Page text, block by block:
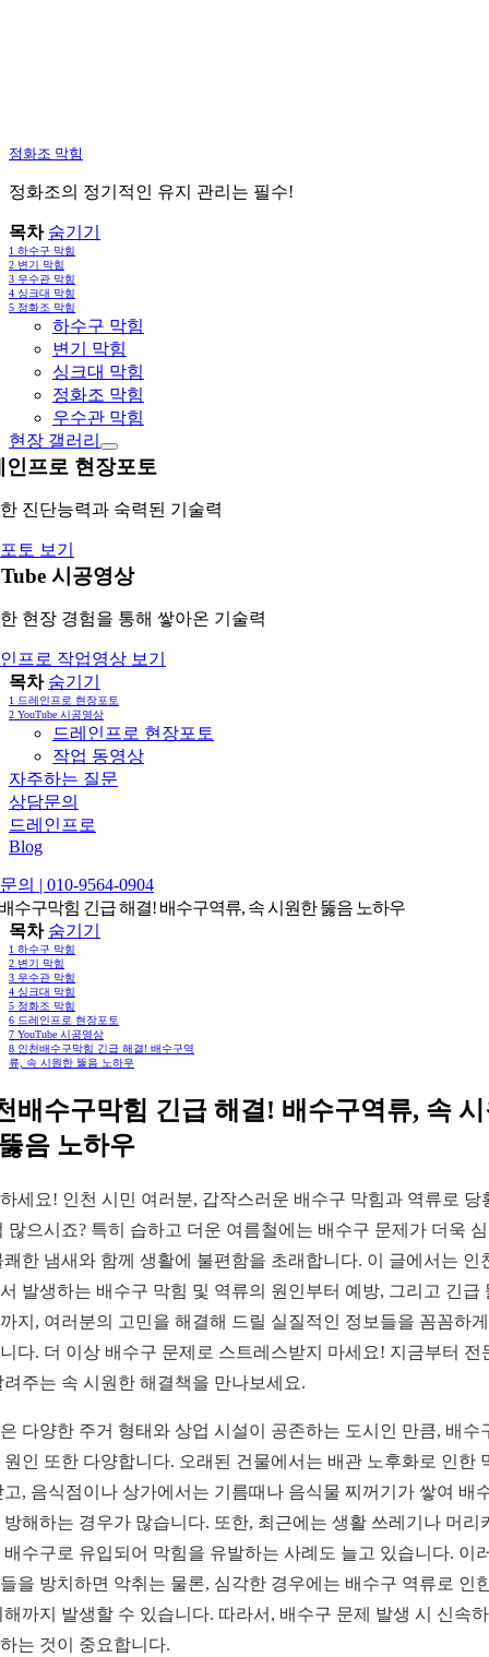
정화조 막힘
정화조의 정기적인 유지 관리는 필수!
목차 숨기기
1 하수구 막힘
2 변기 막힘
3 우수관 막힘
4 싱크대 막힘
5 정화조 막힘
하수구 막힘
변기 막힘
싱크대 막힘
정화조 막힘
우수관 막힘
현장 갤러리
인프로 현장포토
진단능력과 숙력된 기술력
토 보기
시공영상
현장 경험을 통해 쌓아온 기술력
프로 작업영상 보기
목차 숨기기
1 드레인프로 현장포토
2 YouTube 시공영상
드레인프로 현장포토
작업 동영상
자주하는 질문
상담문의
드레인프로
Blog
의 | 010-9564-0904
수구막힘 긴급 해결! 배수구역류, 속 시원한 뚫음 노하우
목차 숨기기
1 하수구 막힘
2 변기 막힘
3 우수관 막힘
4 싱크대 막힘
5 정화조 막힘
6 드레인프로 현장포토
7 YouTube 시공영상
8 인천배수구막힘 긴급 해결! 배수구역
류, 속 시원한 뚫음 노하우
배수구막힘 긴급 해결! 배수구역류, 속
음 노하우
세요! 인천 시민 여러분, 갑작스러운 배수구 막힘과 역류로 당
많으시죠? 특히 습하고 더운 여름철에는 배수구 문제가 더욱
쾌한 냄새와 함께 생활에 불편함을 초래합니다. 이 글에서는 인
발생하는 배수구 막힘 및 역류의 원인부터 예방, 그리고 긴급
지, 여러분의 고민을 해결해 드릴 실질적인 정보들을 꼼꼼하
다. 더 이상 배수구 문제로 스트레스받지 마세요! 지금부터 전
려주는 속 시원한 해결책을 만나보세요.
다양한 주거 형태와 상업 시설이 공존하는 도시인 만큼, 배수
원인 또한 다양합니다. 오래된 건물에서는 배관 노후화로 인한
고, 음식점이나 상가에서는 기름때나 음식물 찌꺼기가 쌓여 배
방해하는 경우가 많습니다. 또한, 최근에는 생활 쓰레기나 머리
배수구로 유입되어 막힘을 유발하는 사례도 늘고 있습니다. 이
을 방치하면 악취는 물론, 심각한 경우에는 배수구 역류로 인
해까지 발생할 수 있습니다. 따라서, 배수구 문제 발생 시 신속
는 것이 중요합니다.